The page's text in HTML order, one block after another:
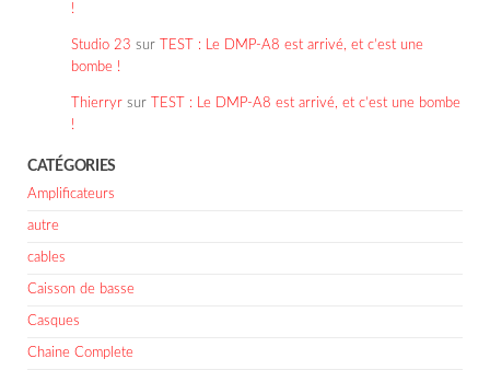
!
Studio 23 sur
TEST : Le DMP-A8 est arrivé, et c’est une
bombe !
Thierryr sur
TEST : Le DMP-A8 est arrivé, et c’est une bombe
!
CATÉGORIES
Amplificateurs
autre
cables
Caisson de basse
Casques
Chaine Complete